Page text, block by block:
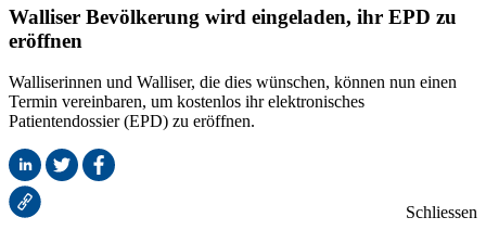
Walliser Bevölkerung wird eingeladen, ihr EPD zu
eröffnen
Walliserinnen und Walliser, die dies wünschen, können nun einen
Termin vereinbaren, um kostenlos ihr elektronisches
Patientendossier (EPD) zu eröffnen.
Schliessen